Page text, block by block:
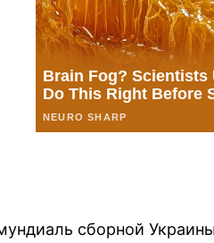
сборной